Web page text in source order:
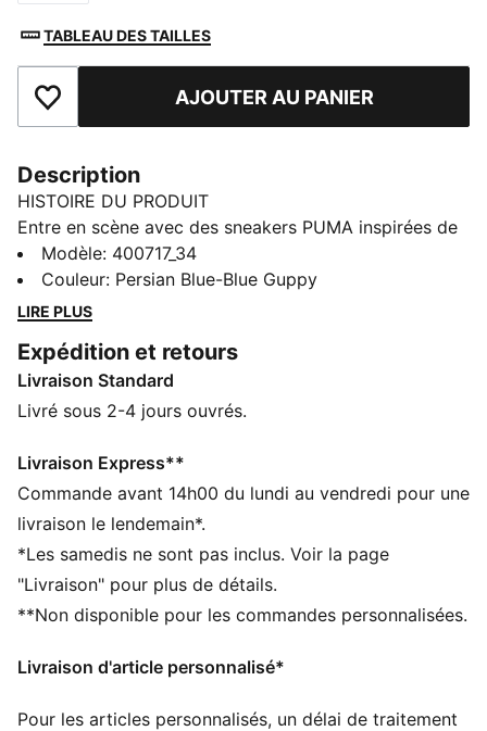
TABLEAU DES TAILLES
Ajouter aux favorisAJOUTER AU PANIER
Description
HISTOIRE DU PRODUIT
Entre en scène avec des sneakers PUMA inspirées de
la culture Terrace. Dotées d'une élégante tige en daim
et d'un look polyvalent, ces chaussures se déclinent
en plusieurs coloris. Leur semelle intérieure
chaque pas un moment d'exception.
CARACTÉRISTIQUES + AVANTAGES
SOFTFOAM+ : semelle intérieure confortable conçue
épais
DÉTAILS
Coupe large
Fermeture à lacets
Semelle extérieure en caoutchouc
Bande PUMA Formstrip sur les côtés extérieurs
Modèle: 400717_34
Couleur: Persian Blue-Blue Guppy
LIRE PLUS
Expédition et retours
Livraison Standard
Livré sous 2-4 jours ouvrés.
Livraison Express**
Commande avant 14h00 du lundi au vendredi pour une
livraison le lendemain*.
*Les samedis ne sont pas inclus. Voir la page
"Livraison" pour plus de détails.
**Non disponible pour les commandes personnalisées.
Livraison d'article personnalisé*
Pour les articles personnalisés, un délai de traitement